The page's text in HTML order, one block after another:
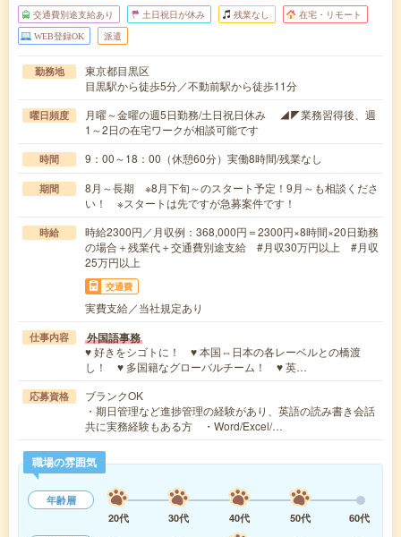
交通費別途支給あり 土日祝日が休み 残業なし 在宅・リモート
WEB登録OK 派遣
勤務地
東京都目黒区
目黒駅から徒歩5分／不動前駅から徒歩11分
曜日頻度
月曜～金曜の週5日勤務/土日祝日休み ◢◤業務習得後、週
1～2日の在宅ワークが相談可能です
時間 9：00～18：00（休憩60分）実働8時間/残業なし
期間
8月～長期 ※8月下旬～のスタート予定！9月～も相談くださ
い！ ※スタートは先ですが急募案件です！
時給
時給2300円／月収例：368,000円＝2300円×8時間×20日勤務
の場合＋残業代＋交通費別途支給 #月収30万円以上 #月収
25万円以上
交通費
実費支給／当社規定あり
仕事内容 外国語事務
♥ 好きをシゴトに！ ♥ 本国⇔日本の各レーベルとの橋渡
し！ ♥ 多国籍なグローバルチーム！ ♥ 英…
応募資格
ブランクOK
・期日管理など進捗管理の経験があり、英語の読み書き会話
共に実務経験もある方 ・Word/Excel/…
職場の雰囲気
年齢層
20代
30代 40代 50代
60代